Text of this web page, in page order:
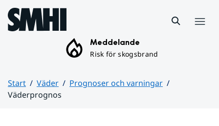
Hoppa till sidans innehåll
Meddelande
Risk för skogsbrand
Start Väder
Prognoser och varningar
Väderprognos